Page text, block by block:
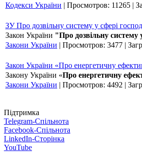
Кодекси України | Просмотров: 11265 |
ЗУ Про дозвільну систему у сфері
Закон України "Про дозвільну систему
Закони України | Просмотров: 3477 |
Закон України «Про енергетичну
Закону України «Про енергетичну
Закони України | Просмотров: 4492 |
Підтримка
Telegram-Спільнота
Facebook-Спільнота
LinkedIn-Сторінка
YouTube